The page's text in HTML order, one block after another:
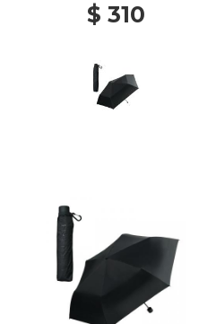
$ 310